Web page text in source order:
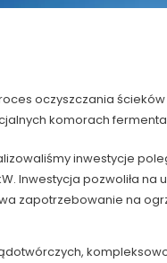
oczyszczania
komorach
inwestycje
Inwestycja pozwoliła
zapotrzebowanie na